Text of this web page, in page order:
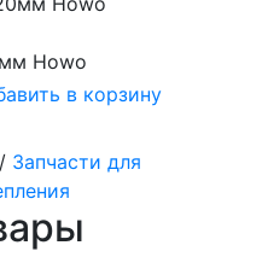
Howo
в корзину
/ Запчасти для